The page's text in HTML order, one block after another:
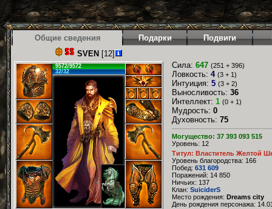
Общие сведения Подарки Подвиги
SVEN [12]
9572/9572
32/32
Сила: 647 (251 + 396)
Ловкость: 4 (3 + 1)
Интуиция: 5 (3 + 2)
Выносливость: 36
Интеллект: 1 (0 + 1)
Мудрость: 0
Духовность: 75
Могущество: 37 393 093 515
Уровень: 12
Титул: Властитель Желтой
Уровень благородства: 166
Побед: 631 609
Поражений: 14 850
Ничьих: 137
Клан: SuiciderS
Место рождения: Dreams city
День рождения персонажа: